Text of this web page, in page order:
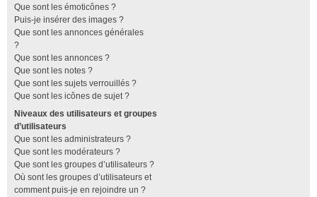
Que sont les émoticônes ?
Puis-je insérer des images ?
Que sont les annonces générales
?
Que sont les annonces ?
Que sont les notes ?
Que sont les sujets verrouillés ?
Que sont les icônes de sujet ?
Niveaux des utilisateurs et groupes
d’utilisateurs
Que sont les administrateurs ?
Que sont les modérateurs ?
Que sont les groupes d’utilisateurs ?
Où sont les groupes d’utilisateurs et
comment puis-je en rejoindre un ?